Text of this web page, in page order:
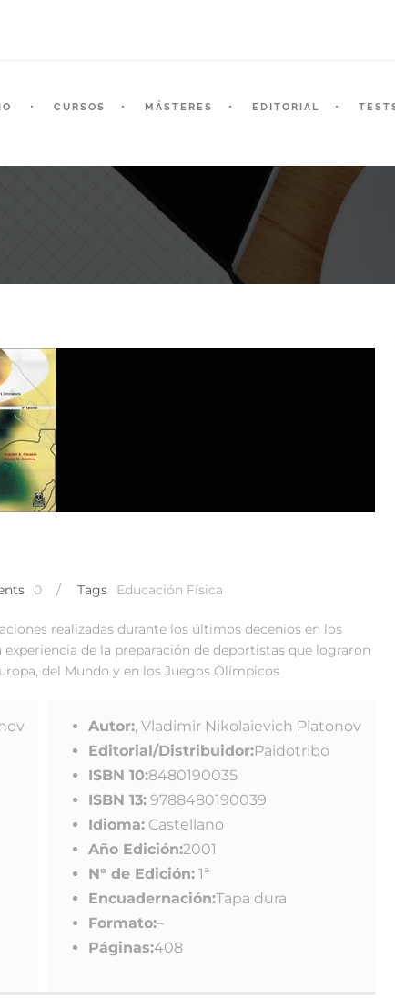
CURSOS MÁSTERES EDITORIAL
0 / Tags Educación Física
realizadas durante los últimos decenios en los
de la preparación de deportistas que lograron
del Mundo y en los Juegos Olímpicos
Autor:, Vladimir Nikolaievich Platonov
Editorial/Distribuidor:Paidotribo
ISBN 10:8480190035
ISBN 13:9788480190039
Idioma:Castellano
Año Edición:2001
N° de Edición:1ª
Encuadernación:Tapa dura
Formato:–
Páginas:408